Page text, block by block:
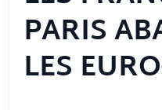
PARIS
LES